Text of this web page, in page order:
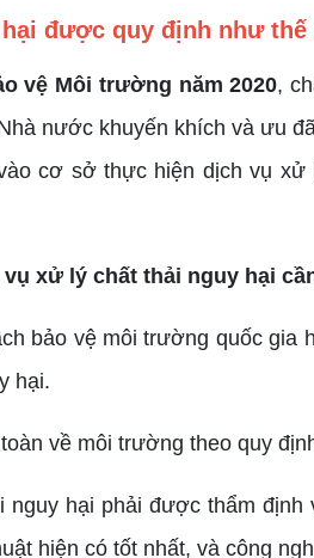
được quy định như thế
vệ Môi trường năm 2020,
nước khuyến khích và ưu
cơ sở thực hiện dịch vụ
xử lý chất thải nguy hại
bảo vệ môi trường quốc
hại.
về môi trường theo quy
hại phải được thẩm
hiện có tốt nhất, và công